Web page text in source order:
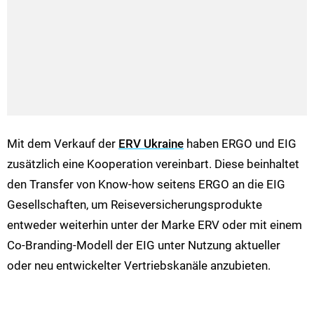
Mit dem Verkauf der ERV Ukraine haben ERGO und EIG
zusätzlich eine Kooperation vereinbart. Diese beinhaltet
den Transfer von Know-how seitens ERGO an die EIG
Gesellschaften, um Reiseversicherungsprodukte
entweder weiterhin unter der Marke ERV oder mit einem
Co-Branding-Modell der EIG unter Nutzung aktueller
oder neu entwickelter Vertriebskanäle anzubieten.